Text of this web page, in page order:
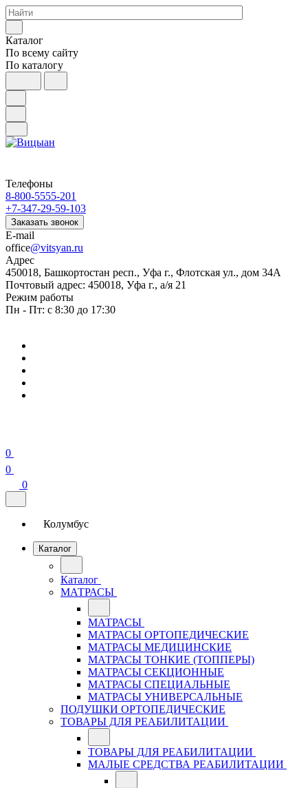
Каталог
По всему сайту
По каталогу
Телефоны
8-800-5555-201
+7-347-29-59-103
Заказать звонок
E-mail
office@vitsyan.ru
Адрес
450018, Башкортостан респ., Уфа г., Флотская ул., дом 34А
Почтовый адрес: 450018, Уфа г., а/я 21
Режим работы
Пн - Пт: с 8:30 до 17:30
0
0
0
Колумбус
Каталог
Каталог
МАТРАСЫ
МАТРАСЫ
МАТРАСЫ ОРТОПЕДИЧЕСКИЕ
МАТРАСЫ МЕДИЦИНСКИЕ
МАТРАСЫ ТОНКИЕ (ТОППЕРЫ)
МАТРАСЫ СЕКЦИОННЫЕ
МАТРАСЫ СПЕЦИАЛЬНЫЕ
МАТРАСЫ УНИВЕРСАЛЬНЫЕ
ПОДУШКИ ОРТОПЕДИЧЕСКИЕ
ТОВАРЫ ДЛЯ РЕАБИЛИТАЦИИ
ТОВАРЫ ДЛЯ РЕАБИЛИТАЦИИ
МАЛЫЕ СРЕДСТВА РЕАБИЛИТАЦИИ